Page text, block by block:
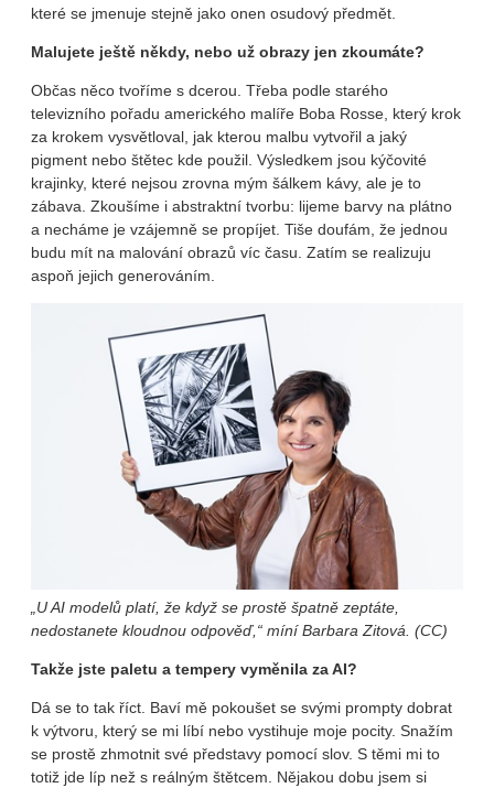
které se jmenuje stejně jako onen osudový předmět.
Malujete ještě někdy, nebo už obrazy jen zkoumáte?
Občas něco tvoříme s dcerou. Třeba podle starého
televizního pořadu amerického malíře Boba Rosse, který krok
za krokem vysvětloval, jak kterou malbu vytvořil a jaký
pigment nebo štětec kde použil. Výsledkem jsou kýčovité
krajinky, které nejsou zrovna mým šálkem kávy, ale je to
zábava. Zkoušíme i abstraktní tvorbu: lijeme barvy na plátno
a necháme je vzájemně se propíjet. Tiše doufám, že jednou
budu mít na malování obrazů víc času. Zatím se realizuju
aspoň jejich generováním.
„U AI modelů platí, že když se prostě špatně zeptáte,
nedostanete kloudnou odpověď,“ míní Barbara Zitová. (CC)
Takže jste paletu a tempery vyměnila za AI?
Dá se to tak říct. Baví mě pokoušet se svými prompty dobrat
k výtvoru, který se mi líbí nebo vystihuje moje pocity. Snažím
se prostě zhmotnit své představy pomocí slov. S těmi mi to
totiž jde líp než s reálným štětcem. Nějakou dobu jsem si